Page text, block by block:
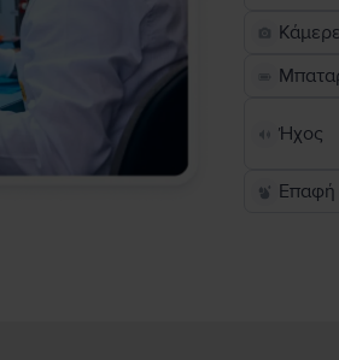
Ήχος
Επαφή